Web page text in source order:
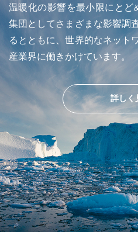
温暖化の影響を最小限にとど
集団としてさまざまな影響調
るとともに、世界的なネット
産業界に働きかけています。
詳しく